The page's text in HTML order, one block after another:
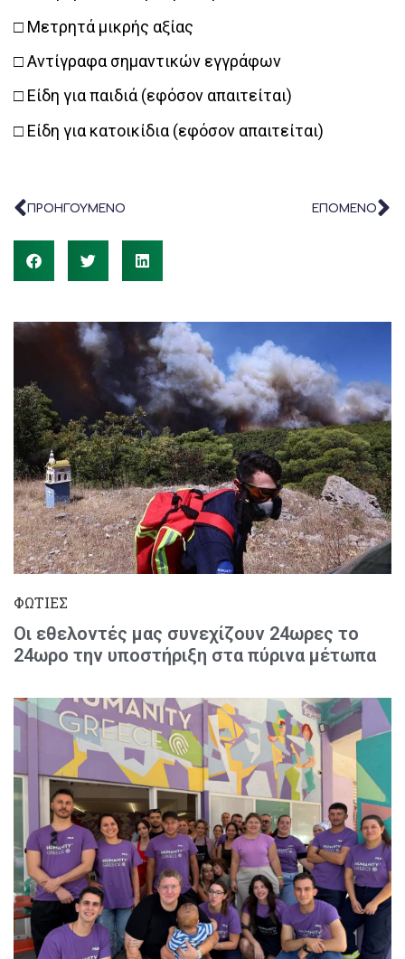
ΦΩΤΙΕΣ
Οι εθελοντές μας συνεχίζουν 24ωρες το
24ωρο την υποστήριξη στα πύρινα μέτωπα
□ Μετρητά μικρής αξίας
□ Αντίγραφα σημαντικών εγγράφων
□ Είδη για παιδιά (εφόσον απαιτείται)
□ Είδη για κατοικίδια (εφόσον απαιτείται)
ΠΡΟΗΓΟΥΜΕΝΟ ΕΠΟΜΕΝΟ